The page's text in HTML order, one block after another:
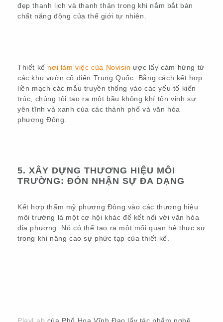
đẹp thanh lịch và thanh thản trong khi nắm bắt bản
chất năng động của thế giới tự nhiên.
Thiết kế nơi làm việc của Novisin ược lấy cảm hứng từ
các khu vườn cổ điển Trung Quốc. Bằng cách kết hợp
liền mạch các mẫu truyền thống vào các yếu tố kiến
trúc, chúng tôi tạo ra một bầu không khí tôn vinh sự
yên tĩnh và xanh của các thành phố và văn hóa
phương Đông.
5. XÂY DỰNG THƯƠNG HIỆU MÔI
TRƯỜNG: ĐÓN NHẬN SỰ ĐA DẠNG
Kết hợp thẩm mỹ phương Đông vào các thương hiệu
môi trường là một cơ hội khác để kết nối với văn hóa
địa phương. Nó có thể tạo ra một mối quan hệ thực sự
trong khi nâng cao sự phức tạp của thiết kế.
PlayLab của Phổ Hoa Vĩnh Đạo lấy tác phẩm nghệ